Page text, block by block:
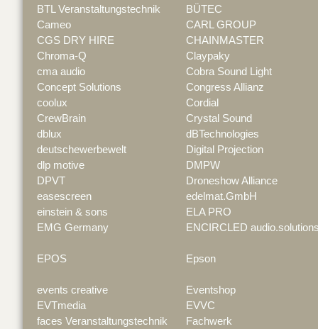
BTL Veranstaltungstechnik
BÜTEC
Cameo
CARL GROUP
CGS DRY HIRE
CHAINMASTER
Chroma-Q
Claypaky
cma audio
Cobra Sound Light
Concept Solutions
Congress Allianz
coolux
Cordial
CrewBrain
Crystal Sound
dblux
dBTechnologies
deutschewerbewelt
Digital Projection
dlp motive
DMPW
DPVT
Droneshow Alliance
easescreen
edelmat.GmbH
einstein & sons
ELA PRO
EMG Germany
ENCIRCLED audio.solutions
EPOS
Epson
events creative
Eventshop
EVTmedia
EVVC
faces Veranstaltungstechnik
Fachwerk